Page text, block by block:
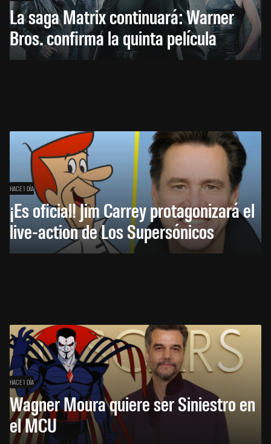
La saga Matrix continuará: Warner
Bros. confirma la quinta película
HACE 1 DÍA
¡Es oficial! Jim Carrey protagonizará el
live-action de Los Supersónicos
HACE 1 DÍA
Wagner Moura quiere ser Siniestro en
el MCU